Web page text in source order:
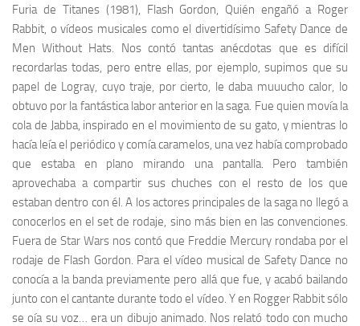
Furia de Titanes(1981), Flash Gordon, Quién engañó a Roger
Rabbit, o vídeos musicales como el divertidísimo Safety Dance de
Men Without Hats. Nos contó tantas anécdotas que es difícil
recordarlas todas, pero entre ellas, por ejemplo, supimos que su
papel de Logray, cuyo traje, por cierto, le daba muuucho calor, lo
obtuvo por la fantástica labor anterior en la saga. Fue quien movía la
cola de Jabba, inspirado en el movimiento de su gato, y mientras lo
hacía leía el periódico y comía caramelos, una vez había comprobado
que estaba en plano mirando una pantalla. Pero también
aprovechaba a compartir sus chuches con el resto de los que
estaban dentro con él. A los actores principales de la saga no llegó a
conocerlos en el set de rodaje, sino más bien en las convenciones.
Fuera de Star Wars nos contó que Freddie Mercury rondaba por el
rodaje de Flash Gordon. Para el vídeo musical de Safety Dance no
conocía a la banda previamente pero allá que fue, y acabó bailando
junto con el cantante durante todo el vídeo. Y en Rogger Rabbitsólo
se oía su voz… era un dibujo animado. Nos relató todo con mucho